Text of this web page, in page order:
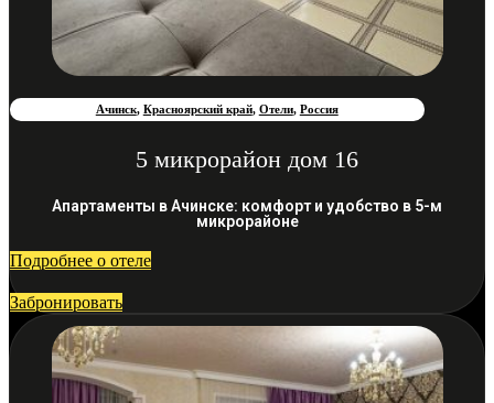
Ачинск, Красноярский край, Отели, Россия
5 микрорайон дом 16
Апартаменты в Ачинске: комфорт и удобство в 5-м
микрорайоне
Подробнее о отеле
Забронировать